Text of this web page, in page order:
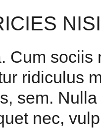
Cum
ridiculus
sem.
nec,